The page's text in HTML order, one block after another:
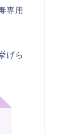
専用
げら